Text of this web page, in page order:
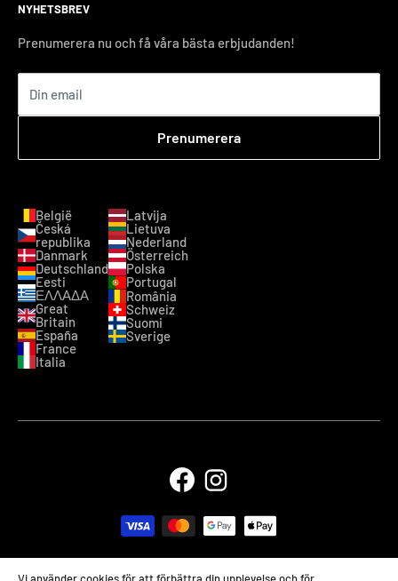
NYHETSBREV
Prenumerera nu och få våra bästa erbjudanden!
Din email
Prenumerera
België
Česká
republika
Danmark
Deutschland
Eesti
ΕΛΛΑΔΑ
Great
Britain
España
France
Italia
Latvija
Lietuva
Nederland
Österreich
Polska
Portugal
România
Schweiz
Suomi
Sverige